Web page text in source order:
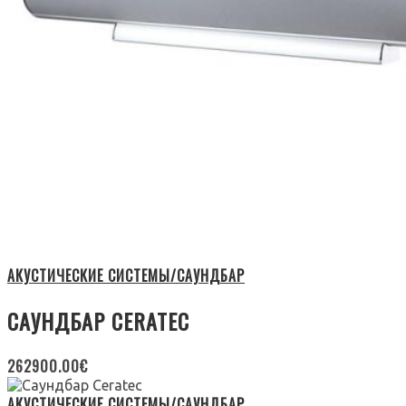
АКУСТИЧЕСКИЕ СИСТЕМЫ/САУНДБАР
САУНДБАР CERATEC
262900.00€